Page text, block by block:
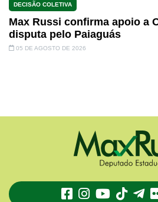
DECISÃO COLETIVA
Max Russi confirma apoio a
disputa pelo Paiaguás
05 DE AGOSTO DE 2026
TikTok